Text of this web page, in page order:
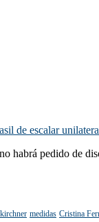
de escalar
habrá pedido de
medidas Cristina